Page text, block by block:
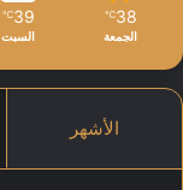
38
℃
الجمعة
39
℃
السبت
الأشهر